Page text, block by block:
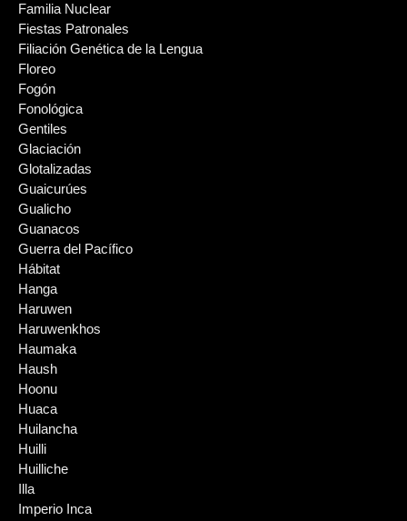
Familia Nuclear
Fiestas Patronales
Filiación Genética de la Lengua
Floreo
Fogón
Fonológica
Gentiles
Glaciación
Glotalizadas
Guaicurúes
Gualicho
Guanacos
Guerra del Pacífico
Hábitat
Hanga
Haruwen
Haruwenkhos
Haumaka
Haush
Hoonu
Huaca
Huilancha
Huilli
Huilliche
Illa
Imperio Inca